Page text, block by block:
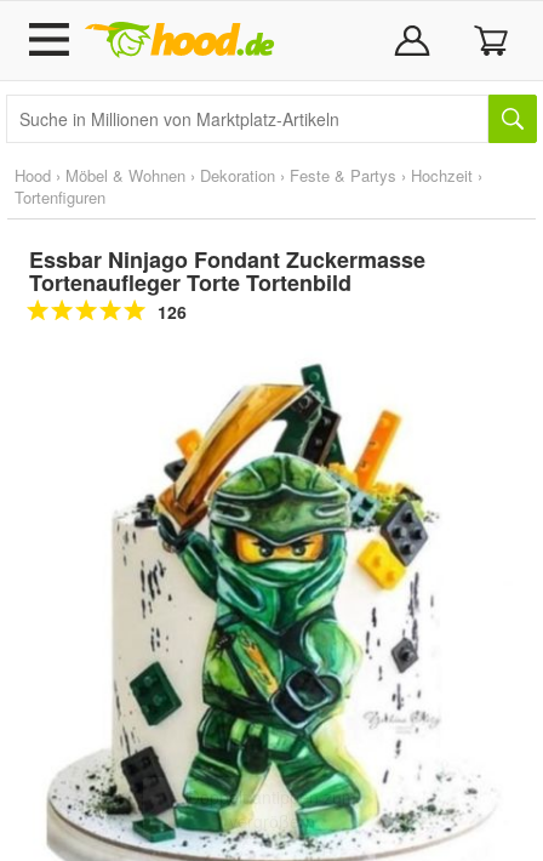
Hood › Möbel & Wohnen › Dekoration › Feste & Partys › Hochzeit ›
Tortenfiguren
Essbar Ninjago Fondant Zuckermasse
Tortenaufleger Torte Tortenbild
126
Doppelt antippen zum
vergrößern